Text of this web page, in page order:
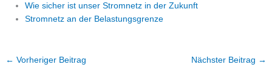
Wie sicher ist unser Stromnetz in der Zukunft
Stromnetz an der Belastungsgrenze
← Vorheriger Beitrag Nächster Beitrag →